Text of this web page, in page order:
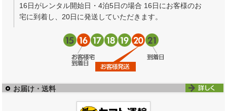
16日がレンタル開始日・4泊5日の場合 16日にお客様のお
宅に到着し、20日に発送していただきます。
お届け・送料